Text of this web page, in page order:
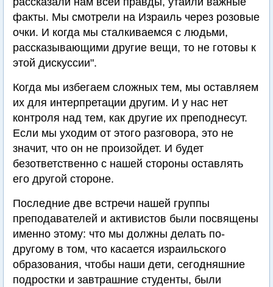
факты. Мы смотрели на Израиль через розовые
очки. И когда мы сталкиваемся с людьми,
рассказывающими другие вещи, то не готовы к
этой дискуссии".
Когда мы избегаем сложных тем, мы оставляем
их для интерпретации другим. И у нас нет
контроля над тем, как другие их преподнесут.
Если мы уходим от этого разговора, это не
значит, что он не произойдет. И будет
безответственно с нашей стороны оставлять
его другой стороне.
Последние две встречи нашей группы
преподавателей и активистов были посвящены
именно этому: что мы должны делать по-
другому в том, что касается израильского
образования, чтобы наши дети, сегодняшние
подростки и завтрашние студенты, были